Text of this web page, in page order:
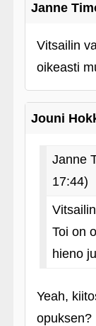
Janne
Vitsailin
oikeasti
Jouni
Janne
17:44)
Toi on
hieno
Yeah,
opuksen?